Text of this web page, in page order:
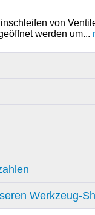
von
werden um...
Werkzeug-